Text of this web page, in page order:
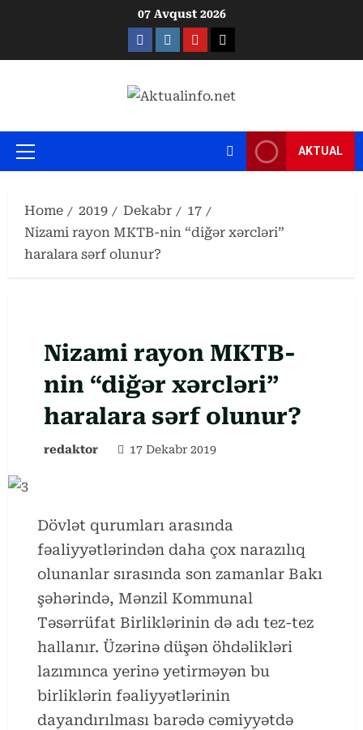
07 Avqust 2026
FacebookInstagram
Youtube
X
Primary
AKTUAL
Home 2019 Dekabr
17
Nizami rayon MKTB-nin “diğər xərcləri”
haralara sərf olunur?
Nizami rayon MKTB-
nin “diğər xərcləri”
haralara sərf olunur?
redaktor 17 Dekabr 2019
Dövlət qurumları arasında
fəaliyyətlərindən daha çox narazılıq
olunanlar sırasında son zamanlar Bakı
şəhərində, Mənzil Kommunal
Təsərrüfat Birliklərinin də adı tez-tez
hallanır. Üzərinə düşən öhdəlikləri
lazımınca yerinə yetirməyən bu
birliklərin fəaliyyətlərinin
dayandırılması barədə cəmiyyətdə